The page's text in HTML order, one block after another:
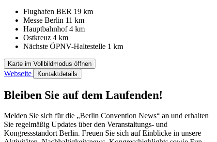
Adresse
Flughafen BER 19 km
Messe Berlin 11 km
Hauptbahnhof4 km
Ostkreuz 4 km
Nächste ÖPNV-Haltestelle 1 km
Karte im Vollbildmodus öffnen
Webseite Kontaktdetails
Bleiben Sie auf dem Laufenden!
Melden Sie sich für die „Berlin Convention News“ an und erhalten
Sie regelmäßig Updates über den Veranstaltungs- und
Kongressstandort Berlin. Freuen Sie sich auf Einblicke in unsere